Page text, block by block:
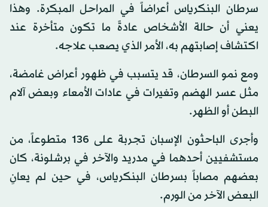
سرطان البنكرياس أعراضاً في المراحل المبكرة. وهذا
يعني أن حالة الأشخاص عادةً ما تكون متأخرة عند
اكتشاف إصابتهم به، الأمر الذي يصعب علاجه.
ومع نمو السرطان، قد يتسبب في ظهور أعراض غامضة،
مثل عسر الهضم وتغيرات في عادات الأمعاء وبعض آلام
البطن أو الظهر.
وأجرى الباحثون الإسبان تجربة على 136 متطوعاً، من
مستشفيين أحدهما في مدريد والآخر في برشلونة، كان
بعضهم مصاباً بسرطان البنكرياس، في حين لم يعانِ
البعض الآخر من الورم.